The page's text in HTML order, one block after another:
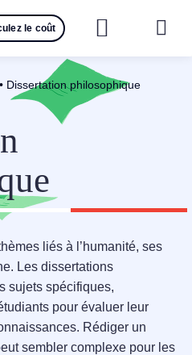
le coût
• Dissertation philosophique
liés à l’humanité, ses
Les dissertations
sujets spécifiques,
pour évaluer leur
Rédiger un
sembler complexe pour les